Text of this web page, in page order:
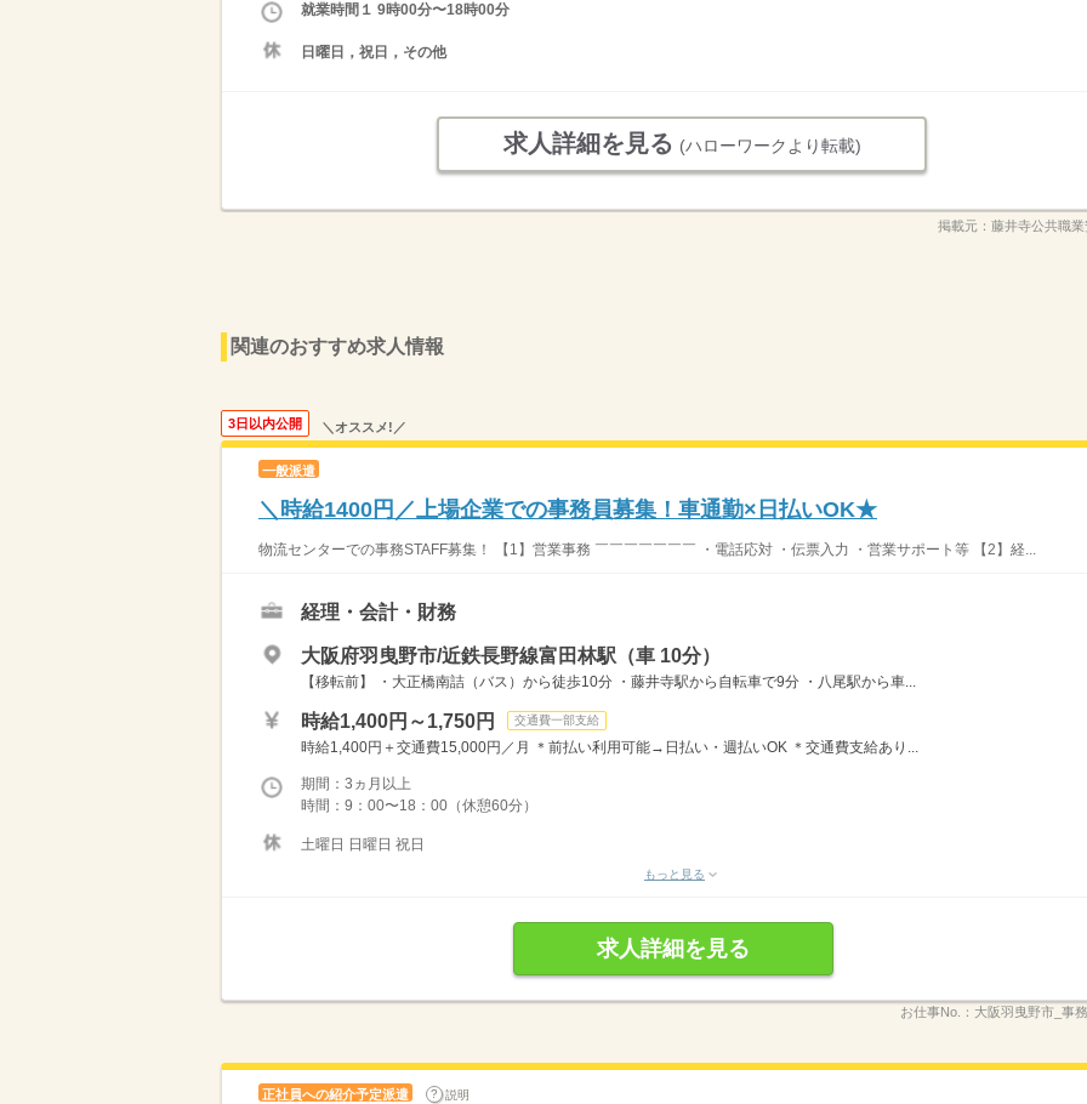
就業時間１ 9時00分〜18時00分
日曜日，祝日，その他
求人詳細を見る (ハローワークより転載)
掲載元： 藤井寺公共職
関連のおすすめ求人情報
3日以内公開 ＼オススメ!／
一般派遣
＼時給1400円／上場企業での事務員募集！車通勤×日払いOK★
物流センターでの事務STAFF募集！ 【1】営業事務 ￣￣￣￣￣￣￣ ・電話応対 ・伝票入力 ・営業サポート等 【2】経...
経理・会計・財務
大阪府羽曳野市/近鉄長野線富田林駅（車 10分）
【移転前】 ・大正橋南詰（バス）から徒歩10分 ・藤井寺駅から自転車で9分 ・八尾駅から車...
時給1,400円～1,750円 交通費一部支給
時給1,400円＋交通費15,000円／月 ＊前払い利用可能→日払い・週払いOK ＊交通費支給あり...
期間：3ヵ月以上
時間：9：00〜18：00（休憩60分）
土曜日 日曜日 祝日
もっと見る
求人詳細を見る
お仕事No.： 大阪羽曳野市_事
正社員への紹介予定派遣 説明